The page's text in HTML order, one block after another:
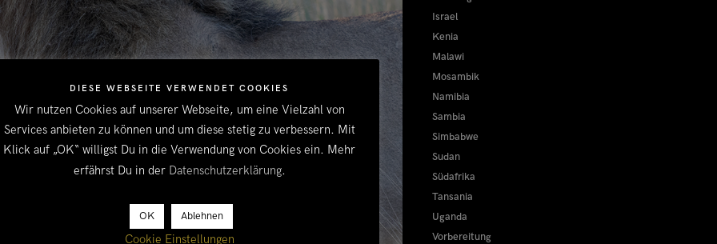
Israel
Kenia
Malawi
Mosambik
Namibia
Sambia
Simbabwe
Sudan
Südafrika
Tansania
Uganda
Vorbereitung
DIESE WEBSEITE VERWENDET COOKIES
Wir nutzen Cookies auf unserer Webseite, um eine Vielzahl von
Services anbieten zu können und um diese stetig zu verbessern. Mit
Klick auf „OK“ willigst Du in die Verwendung von Cookies ein. Mehr
erfährst Du in der Datenschutzerklärung.
OK Ablehnen
Cookie Einstellungen